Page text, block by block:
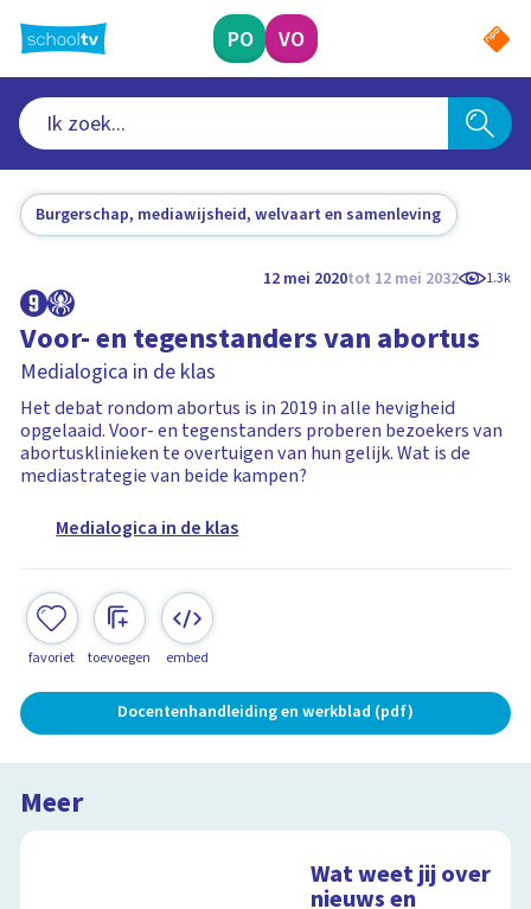
naar
hoofdinhoud
PO VO
Burgerschap, mediawijsheid, welvaart en samenleving
12 mei 2020tot 12 mei 2032 1.3k
Voor- en tegenstanders van abortus
Medialogica in de klas
Het debat rondom abortus is in 2019 in alle hevigheid
opgelaaid. Voor- en tegenstanders proberen bezoekers van
abortusklinieken te overtuigen van hun gelijk. Wat is de
mediastrategie van beide kampen?
Medialogica in de klas
favoriet toevoegen embed
Docentenhandleiding en werkblad (pdf)
Meer
Wat weet jij over
nieuws en